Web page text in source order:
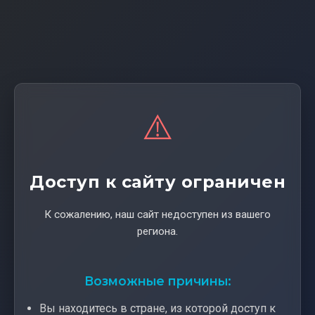
⚠️
Доступ к сайту ограничен
К сожалению, наш сайт недоступен из вашего
региона.
Возможные причины:
Вы находитесь в стране, из которой доступ к